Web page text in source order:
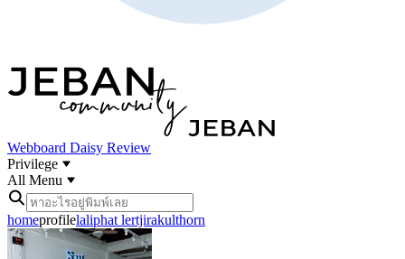
Webboard Daisy Review
Privilege
All Menu
homeprofilelaliphat lertjirakulthorn